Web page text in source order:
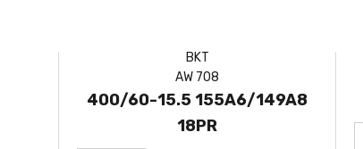
BKT
AW 708
400/60-15.5 155A6/149A8
18PR